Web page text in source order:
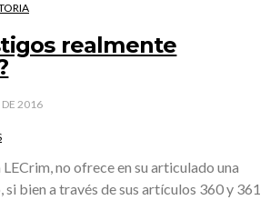
realmente
DE 2016
LECrim, no ofrece en su articulado una
bien a través de sus artículos 360 y 361